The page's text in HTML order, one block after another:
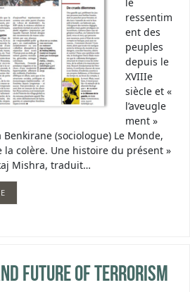
le
ressentim
ent des
peuples
depuis le
XVIIIe
siècle et «
l’aveugle
ment »
(sociologue) Le Monde,
la colère. Une histoire du présent »
Mishra, traduit…
Future of Terrorism